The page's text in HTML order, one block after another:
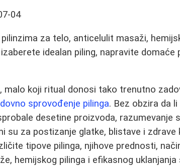
04
za telo, anticelulit masaži,
idealan piling, napravite domaće
malo koji ritual donosi tako trenutno
sprovođenje pilinga. Bez obzira da
desetine proizvoda, razumevanje
su za postizanje glatke, blistave i zdrave
tipove pilinga, njihove prednosti,
hemijskog pilinga i efikasnog uklanjanja